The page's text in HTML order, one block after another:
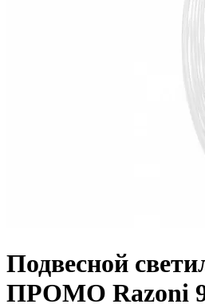
Подвесной
ПРОМО Razoni